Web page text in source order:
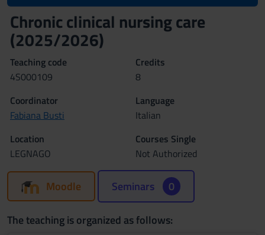
Chronic clinical nursing care
(2025/2026)
Teaching code
4S000109
Credits
8
Coordinator
Fabiana Busti
Language
Italian
Location
LEGNAGO
Courses Single
Not Authorized
Moodle Seminars 0
The teaching is organized as follows: